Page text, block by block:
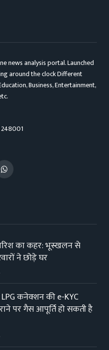
news analysis portal. Launched
around the clock Different
Business, Entertainment,
WhatsApp
का कहर: भूस्खलन से
ने छोड़े घर
कनेक्शन की e-KYC
पर गैस आपूर्ति हो सकती है